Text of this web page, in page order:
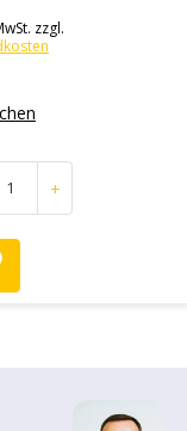
zzgl.
+